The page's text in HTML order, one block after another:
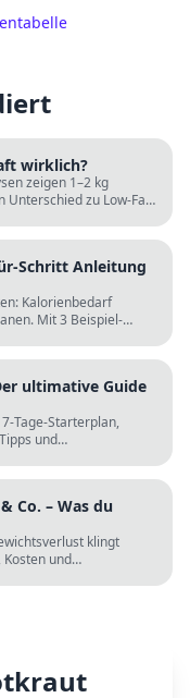
wirklich?
zeigen 1–2 kg
zu Low-Fat.
Schritt Anleitung
Kalorienbedarf
Mit 3 Beispiel-
ultimative Guide
Tage-Starterplan,
und
Co. – Was du
klingt
und